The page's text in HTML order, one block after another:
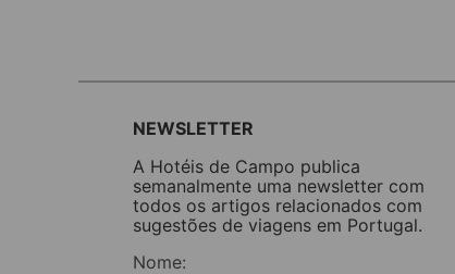
NEWSLETTER
A Hotéis de Campo publica
semanalmente uma newsletter com
todos os artigos relacionados com
sugestões de viagens em Portugal.
Nome: